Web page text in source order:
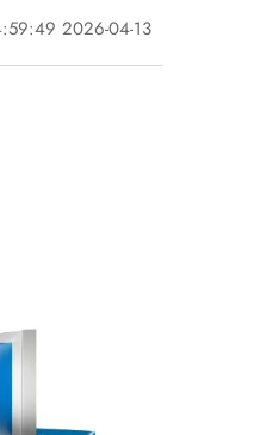
2026-04-13 14:59:49